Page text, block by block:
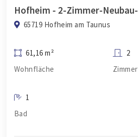
65719 Hofheim am Taunus
61,16 m²
Wohnfläche
2
Zimmer
1
Bad